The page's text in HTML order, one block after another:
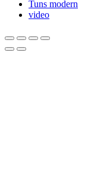
Tuns modern
video